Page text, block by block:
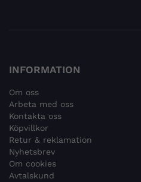
INFORMATION
Om oss
Arbeta med oss
Kontakta oss
Köpvillkor
Retur & reklamation
Nyhetsbrev
Om cookies
Avtalskund